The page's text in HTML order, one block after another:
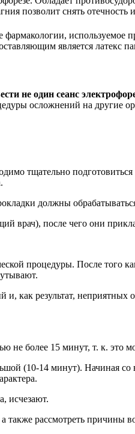
позволит снять отечность
фармакологии,
является латекс
не один сеанс
осложнений на другие
тщательно
должны
врач), после чего они
процедуры. После того
и, как результат,
более 15 минут, т. к. это
(10-14 минут). Начиная
исчезают.
также рассмотреть